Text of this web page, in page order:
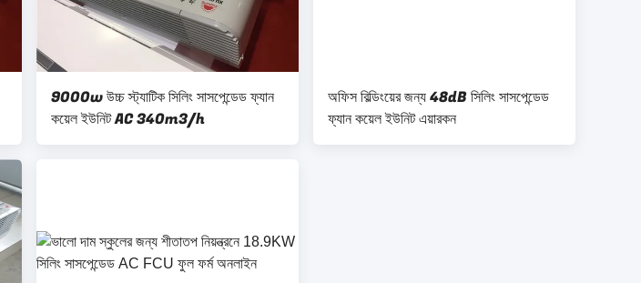
9000w উচ্চ স্ট্যাটিক সিলিং সাসপেন্ডেড ফ্যান
কয়েল ইউনিট AC 340m3/h
অফিস বিল্ডিংয়ের জন্য 48dB সিলিং সাসপেন্ডেড
ফ্যান কয়েল ইউনিট এয়ারকন